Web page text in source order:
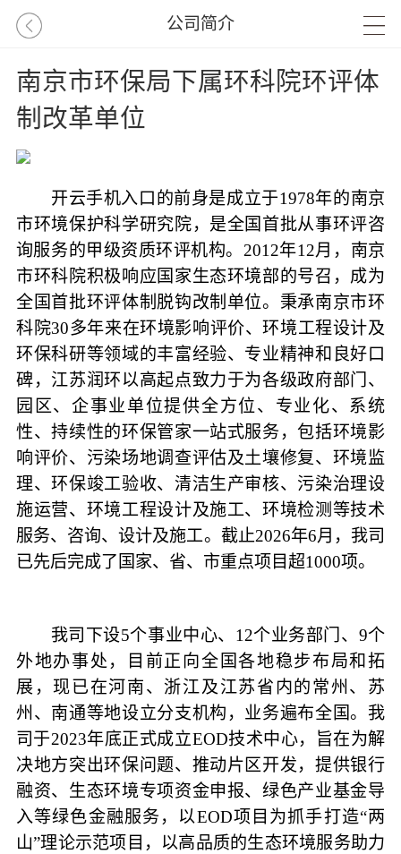
公司简介
南京市环保局下属环科院环评体
制改革单位
开云手机入口的前身是成立于1978年的南京
市环境保护科学研究院，是全国首批从事环评咨
询服务的甲级资质环评机构。2012年12月，南京
市环科院积极响应国家生态环境部的号召，成为
全国首批环评体制脱钩改制单位。秉承南京市环
科院30多年来在环境影响评价、环境工程设计及
环保科研等领域的丰富经验、专业精神和良好口
碑，江苏润环以高起点致力于为各级政府部门、
园区、企事业单位提供全方位、专业化、系统
性、持续性的环保管家一站式服务，包括环境影
响评价、污染场地调查评估及土壤修复、环境监
理、环保竣工验收、清洁生产审核、污染治理设
施运营、环境工程设计及施工、环境检测等技术
服务、咨询、设计及施工。截止2026年6月，我司
已先后完成了国家、省、市重点项目超1000项。
我司下设5个事业中心、12个业务部门、9个
外地办事处，目前正向全国各地稳步布局和拓
展，现已在河南、浙江及江苏省内的常州、苏
州、南通等地设立分支机构，业务遍布全国。我
司于2023年底正式成立EOD技术中心，旨在为解
决地方突出环保问题、推动片区开发，提供银行
融资、生态环境专项资金申报、绿色产业基金导
入等绿色金融服务，以EOD项目为抓手打造“两
山”理论示范项目，以高品质的生态环境服务助力